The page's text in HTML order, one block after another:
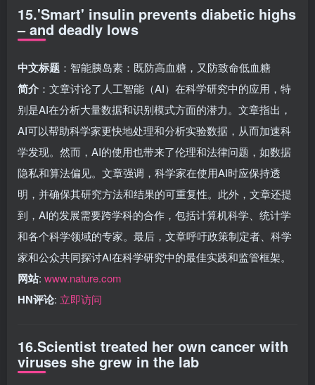
15.'Smart' insulin prevents diabetic highs
– and deadly lows
中文标题 ：智能胰岛素：既防高血糖，又防致命低血糖
简介 ：文章讨论了人工智能（AI）在科学研究中的应用，特
别是AI在分析大量数据和识别模式方面的潜力。文章指出，
AI可以帮助科学家更快地处理和分析实验数据，从而加速科
学发现。然而，AI的使用也带来了伦理和法律问题，如数据
隐私和算法偏见。文章强调，科学家在使用AI时应保持透
明，并确保其研究方法和结果的可重复性。此外，文章还提
到，AI的发展需要跨学科的合作，包括计算机科学、统计学
和各个科学领域的专家。最后，文章呼吁政策制定者、科学
家和公众共同探讨AI在科学研究中的最佳实践和监管框架。
网站: www.nature.com
HN评论: 立即访问
16.Scientist treated her own cancer with
viruses she grew in the lab